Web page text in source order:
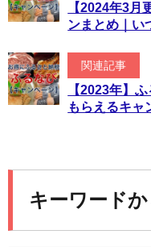
【2024年3月
ンまとめ｜い
関連記事
【2023年】
もらえるキャ
キーワード